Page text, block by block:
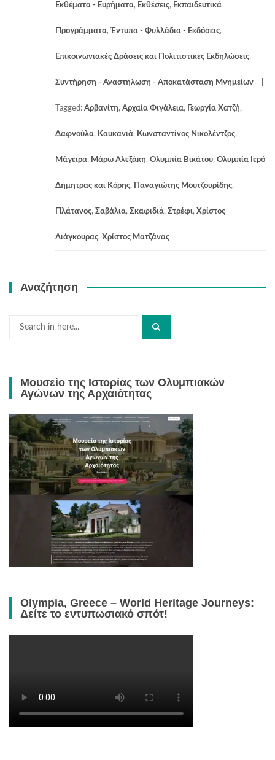
Εκθέματα - Ευρήματα, Εκθέσεις, Εκπαιδευτικά
Προγράμματα, Έντυπα - Φυλλάδια - Εκδόσεις,
Επικοινωνιακές Δράσεις και Πολιτιστικές Εκδηλώσεις,
Συντήρηση - Αναστήλωση - Αποκατάσταση Μνημείων
Tagged: Αρβανίτη, Αρχαία Φιγάλεια, Γεωργία Χατζή,
Δαφνούλα, Καυκανιά, Κωνσταντίνος Νικολέντζος,
Μάγειρα, Μάρω Αλεξάκη, Ολυμπία Βικάτου, Ολυμπία Ιερό
Δήμητρας και Κόρης, Παναγιώτης Μουτζουρίδης,
Πλάτανος, Σαβάλια, Σκαφιδιά, Στρέφι, Χρίστος
Λιάγκουρας, Χρίστος Ματζάνας
Αναζήτηση
Search
Μουσείο της Ιστορίας των Ολυμπιακών
Αγώνων της Αρχαιότητας
Olympia, Greece – World Heritage Journeys:
Δείτε το εντυπωσιακό σπότ!